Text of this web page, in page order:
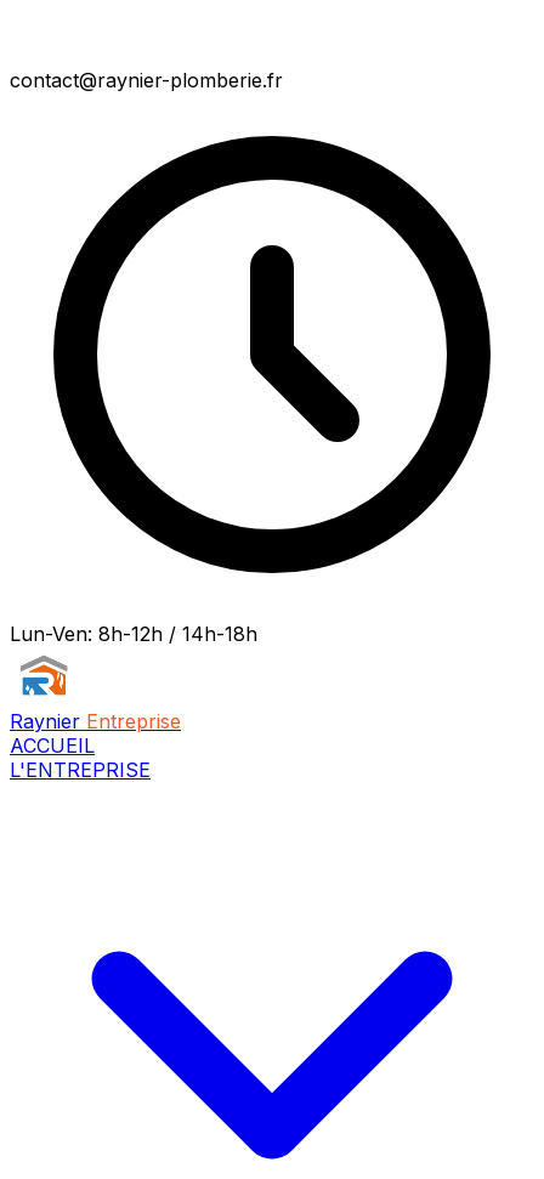
contact@raynier-plomberie.fr
Lun-Ven: 8h-12h / 14h-18h
Raynier Entreprise
ACCUEIL
L'ENTREPRISE